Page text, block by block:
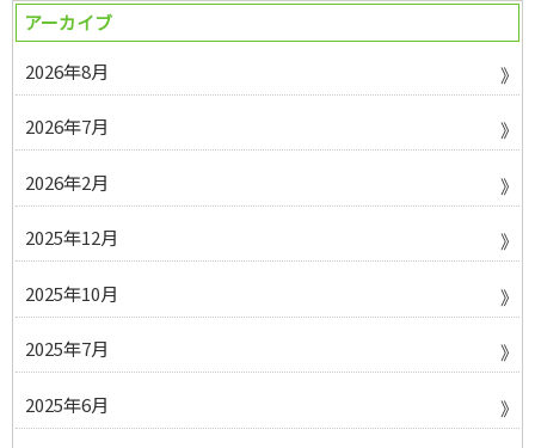
アーカイブ
2026年8月
2026年7月
2026年2月
2025年12月
2025年10月
2025年7月
2025年6月